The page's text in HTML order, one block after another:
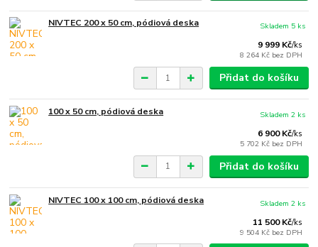
NIVTEC 200 x 50 cm, pódiová deska
9 999 Kč/ks
8 264 Kč bez DPH
Skladem 5 ks
Přidat do košíku
100 x 50 cm, pódiová deska
6 900 Kč/ks
5 702 Kč bez DPH
Skladem 2 ks
Přidat do košíku
NIVTEC 100 x 100 cm, pódiová deska
11 500 Kč/ks
9 504 Kč bez DPH
Skladem 2 ks